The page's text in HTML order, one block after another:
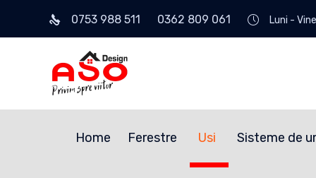
0753 988 511 0362 809 061 Luni -
Home Ferestre Usi Sisteme de